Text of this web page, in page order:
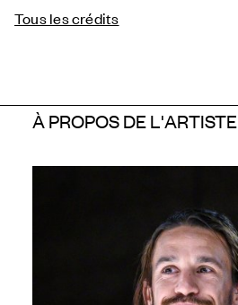
Tous les crédits
À PROPOS DE L'ARTISTE